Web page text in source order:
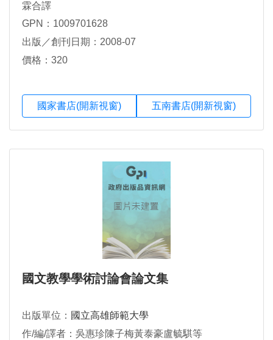
霖合譯
GPN：1009701628
出版／創刊日期：2008-07
價格：320
國家書店(開新視窗) 五南書店(開新視窗)
國文教學學術討論會論文集
出版單位： 國立高雄師範大學
作/編/譯者：吳惠珍陳子梅黃泰豪盧毓騏等